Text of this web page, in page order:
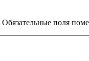
Обязательные поля